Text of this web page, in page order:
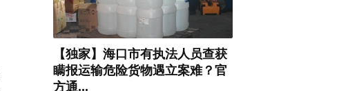
【独家】海口市有执法人员查获
瞒报运输危险货物遇立案难？官
方通...